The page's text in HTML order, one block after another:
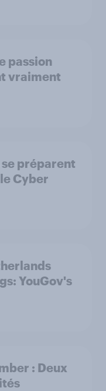
passion
vraiment
préparent
Cyber
YouGov's
: Deux